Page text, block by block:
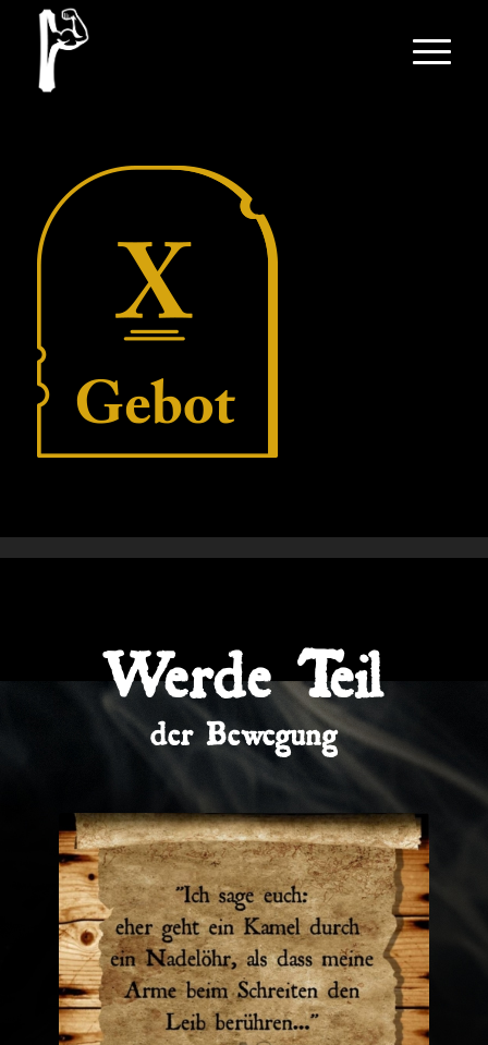
Werde Teil
der Bewegung